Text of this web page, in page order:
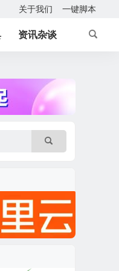
关于我们 一键脚本
资讯杂谈